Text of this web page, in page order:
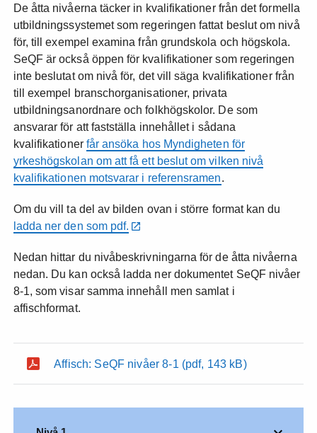
De åtta nivåerna täcker in kvalifikationer från det formella
utbildningssystemet som regeringen fattat beslut om nivå
för, till exempel examina från grundskola och högskola.
SeQF är också öppen för kvalifikationer som regeringen
inte beslutat om nivå för, det vill säga kvalifikationer från
till exempel branschorganisationer, privata
utbildningsanordnare och folkhögskolor. De som
ansvarar för att fastställa innehållet i sådana
kvalifikationer får ansöka hos Myndigheten för
yrkeshögskolan om att få ett beslut om vilken nivå
kvalifikationen motsvarar i referensramen.
Om du vill ta del av bilden ovan i större format kan du
ladda ner den som pdf.
Nedan hittar du nivåbeskrivningarna för de åtta nivåerna
nedan. Du kan också ladda ner dokumentet SeQF nivåer
8-1, som visar samma innehåll men samlat i
affischformat.
Affisch: SeQF nivåer 8-1 (pdf, 143 kB)